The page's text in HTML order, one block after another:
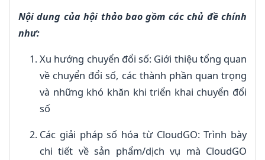
Nội dung của hội thảo bao gồm các chủ đề chính
như:
Xu hướng chuyển đổi số: Giới thiệu tổng quan
về chuyển đổi số, các thành phần quan trọng
và những khó khăn khi triển khai chuyển đổi
số
Các giải pháp số hóa từ CloudGO: Trình bày
chi tiết về sản phẩm/dịch vụ mà CloudGO